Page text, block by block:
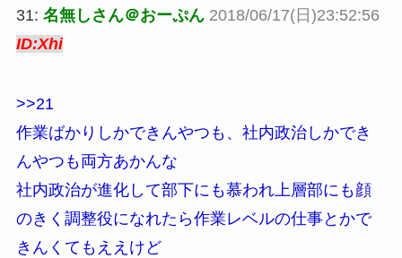
31: 名無しさん＠おーぷん 2018/06/17(日)23:52:56
ID:Xhi
>>21
作業ばかりしかできんやつも、社内政治しかでき
んやつも両方あかんな
社内政治が進化して部下にも慕われ上層部にも顔
のきく調整役になれたら作業レベルの仕事とかで
きんくてもええけど